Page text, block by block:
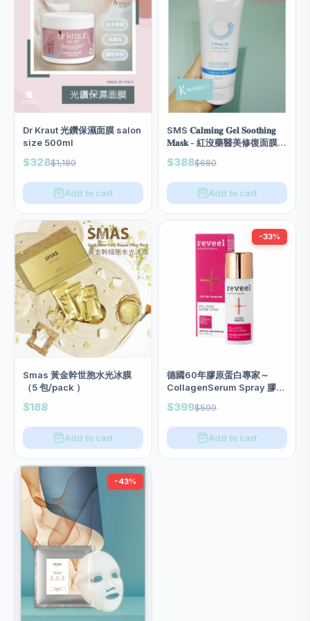
Dr Kraut 光鑽保濕面膜 salon
size 500ml
$328$1,180
Add to cart
SMS 𝐂𝐚𝐥𝐦𝐢𝐧𝐠 𝐆𝐞𝐥 𝐒𝐨𝐨𝐭𝐡𝐢𝐧𝐠
𝐌𝐚𝐬𝐤 - 紅沒藥醫美修復面膜
$388$680
Add to cart
Smas 黃金幹世胞水光冰膜
（5 包/pack ）
$188
Add to cart
-33%
德國60年膠原蛋白專家～
CollagenSerum Spray 膠原
是含豐富膠原蛋白精華)
$399$599
Add to cart
-43%